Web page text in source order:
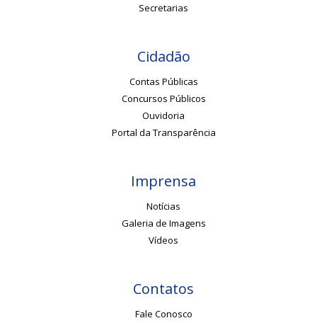
Secretarias
Cidadão
Contas Públicas
Concursos Públicos
Ouvidoria
Portal da Transparência
Imprensa
Notícias
Galeria de Imagens
Vídeos
Contatos
Fale Conosco